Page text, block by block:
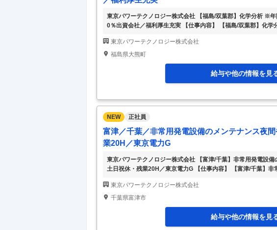
東京パワーテクノロジー株式会社 【福島/双葉郡】化学分析 ※
0％出資会社／福利厚生充実 【仕事内容】 【福島/双葉郡】化
平均勤続21.6年／年間休日125日・残業月20時間程度と就業環
放射能の分析・測定業務を担当いただきます。 主な業務として
放射能の分析及び測定、固体状廃棄物、並びに環境試料等の放
東京パワーテクノロジー株式会社
福島県大熊町
給与や他の情報を見
NEW 正社員
富津／千葉／非常用発電設備のメンテナンス夜
業20H／東京電力G
東京パワーテクノロジー株式会社 【富津/千葉】非常用発電設
土日祝休・残業20H／東京電力G 【仕事内容】 【富津/千葉】
休・年休124日・残業20h程！東京電力HD100％出資！平均勤
ープの中核企業として、地域・社会の非常時（停電・大規模災
テナンスや更新・設置プランを提供しています。 本ポジション
東京パワーテクノロジー株式会社
千葉県富津市
給与や他の情報を見